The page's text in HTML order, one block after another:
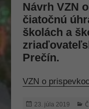
Návrh VZN
čiatočnú
školách a
Prečín.
VZN o
Publikované
23. júla 2019